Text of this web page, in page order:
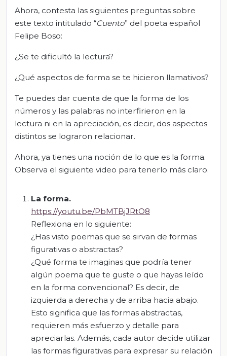
Ahora, contesta las siguientes preguntas sobre
este texto intitulado “Cuento” del poeta español
Felipe Boso:
¿Se te dificultó la lectura?
¿Qué aspectos de forma se te hicieron llamativos?
Te puedes dar cuenta de que la forma de los
números y las palabras no interfirieron en la
lectura ni en la apreciación, es decir, dos aspectos
distintos se lograron relacionar.
Ahora, ya tienes una noción de lo que es la forma.
Observa el siguiente video para tenerlo más claro.
La forma.
https://youtu.be/PbMTBjJRtO8
Reflexiona en lo siguiente:
¿Has visto poemas que se sirvan de formas
figurativas o abstractas?
¿Qué forma te imaginas que podría tener
algún poema que te guste o que hayas leído
en la forma convencional? Es decir, de
izquierda a derecha y de arriba hacia abajo.
Esto significa que las formas abstractas,
requieren más esfuerzo y detalle para
apreciarlas. Además, cada autor decide utilizar
las formas figurativas para expresar su relación